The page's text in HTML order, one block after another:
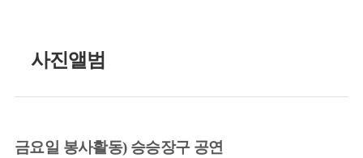
사진앨범
금요일 봉사활동) 승승장구 공연